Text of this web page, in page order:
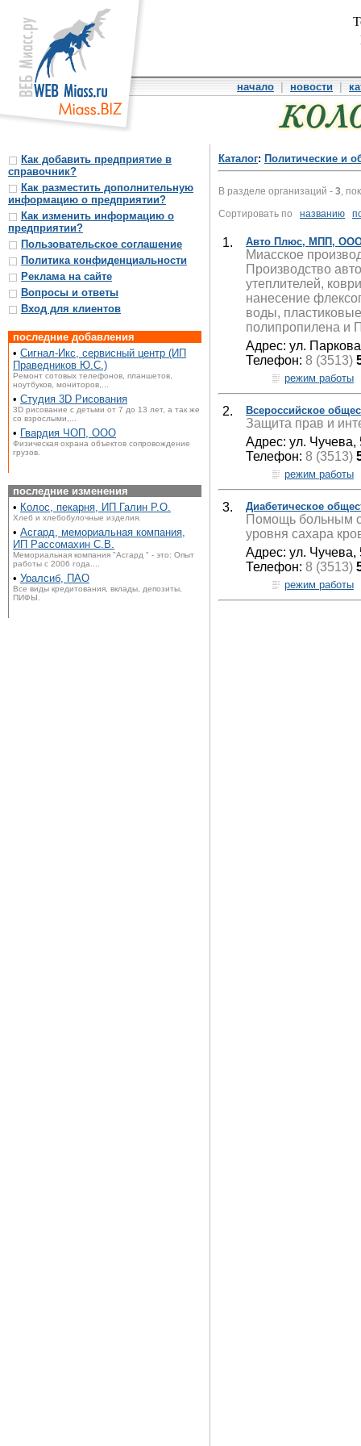
начало новости
Как добавить предприятие в
справочник?
Как разместить дополнительную
информацию о предприятии?
Как изменить информацию о
предприятии?
Пользовательское соглашение
Политика конфиденциальности
Реклама на сайте
Вопросы и ответы
Вход для клиентов
последние добавления
• Сигнал-Икс, сервисный центр (ИП
Праведников Ю.С.)
Ремонт сотовых телефонов, планшетов,
ноутбуков, мониторов,...
• Студия 3D Рисования
3D рисование с детьми от 7 до 13 лет, а так же
со взрослыми,...
• Гвардия ЧОП, ООО
Физическая охрана объектов сопровождение
грузов.
последние изменения
• Колос, пекарня, ИП Галин Р.О.
Хлеб и хлебобулочные изделия.
• Асгард, мемориальная компания,
ИП Рассомахин С.В.
Мемориальная компания "Асгард " - это: Опыт
работы с 2006 года....
• Уралсиб, ПАО
Все виды кредитования, вклады, депозиты,
ПИФЫ.
Каталог: Политические и
В разделе организаций - 3 ,
Сортировать по названию
1. Авто Плюс, МПП,
Миасское
Производство
утеплителей,
нанесение
воды,
полипропилена и
Адрес: ул.
Телефон: 8 (3513)
режим работы
2. Всероссийское
Защита прав и
Адрес: ул. Чучева,
Телефон: 8 (3513)
режим работы
3. Диабетическое
Помощь больным
уровня сахара
Адрес: ул. Чучева,
Телефон: 8 (3513)
режим работы